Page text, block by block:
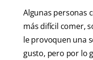
Algunas personas
más difícil comer,
le provoquen una
gusto, pero por lo